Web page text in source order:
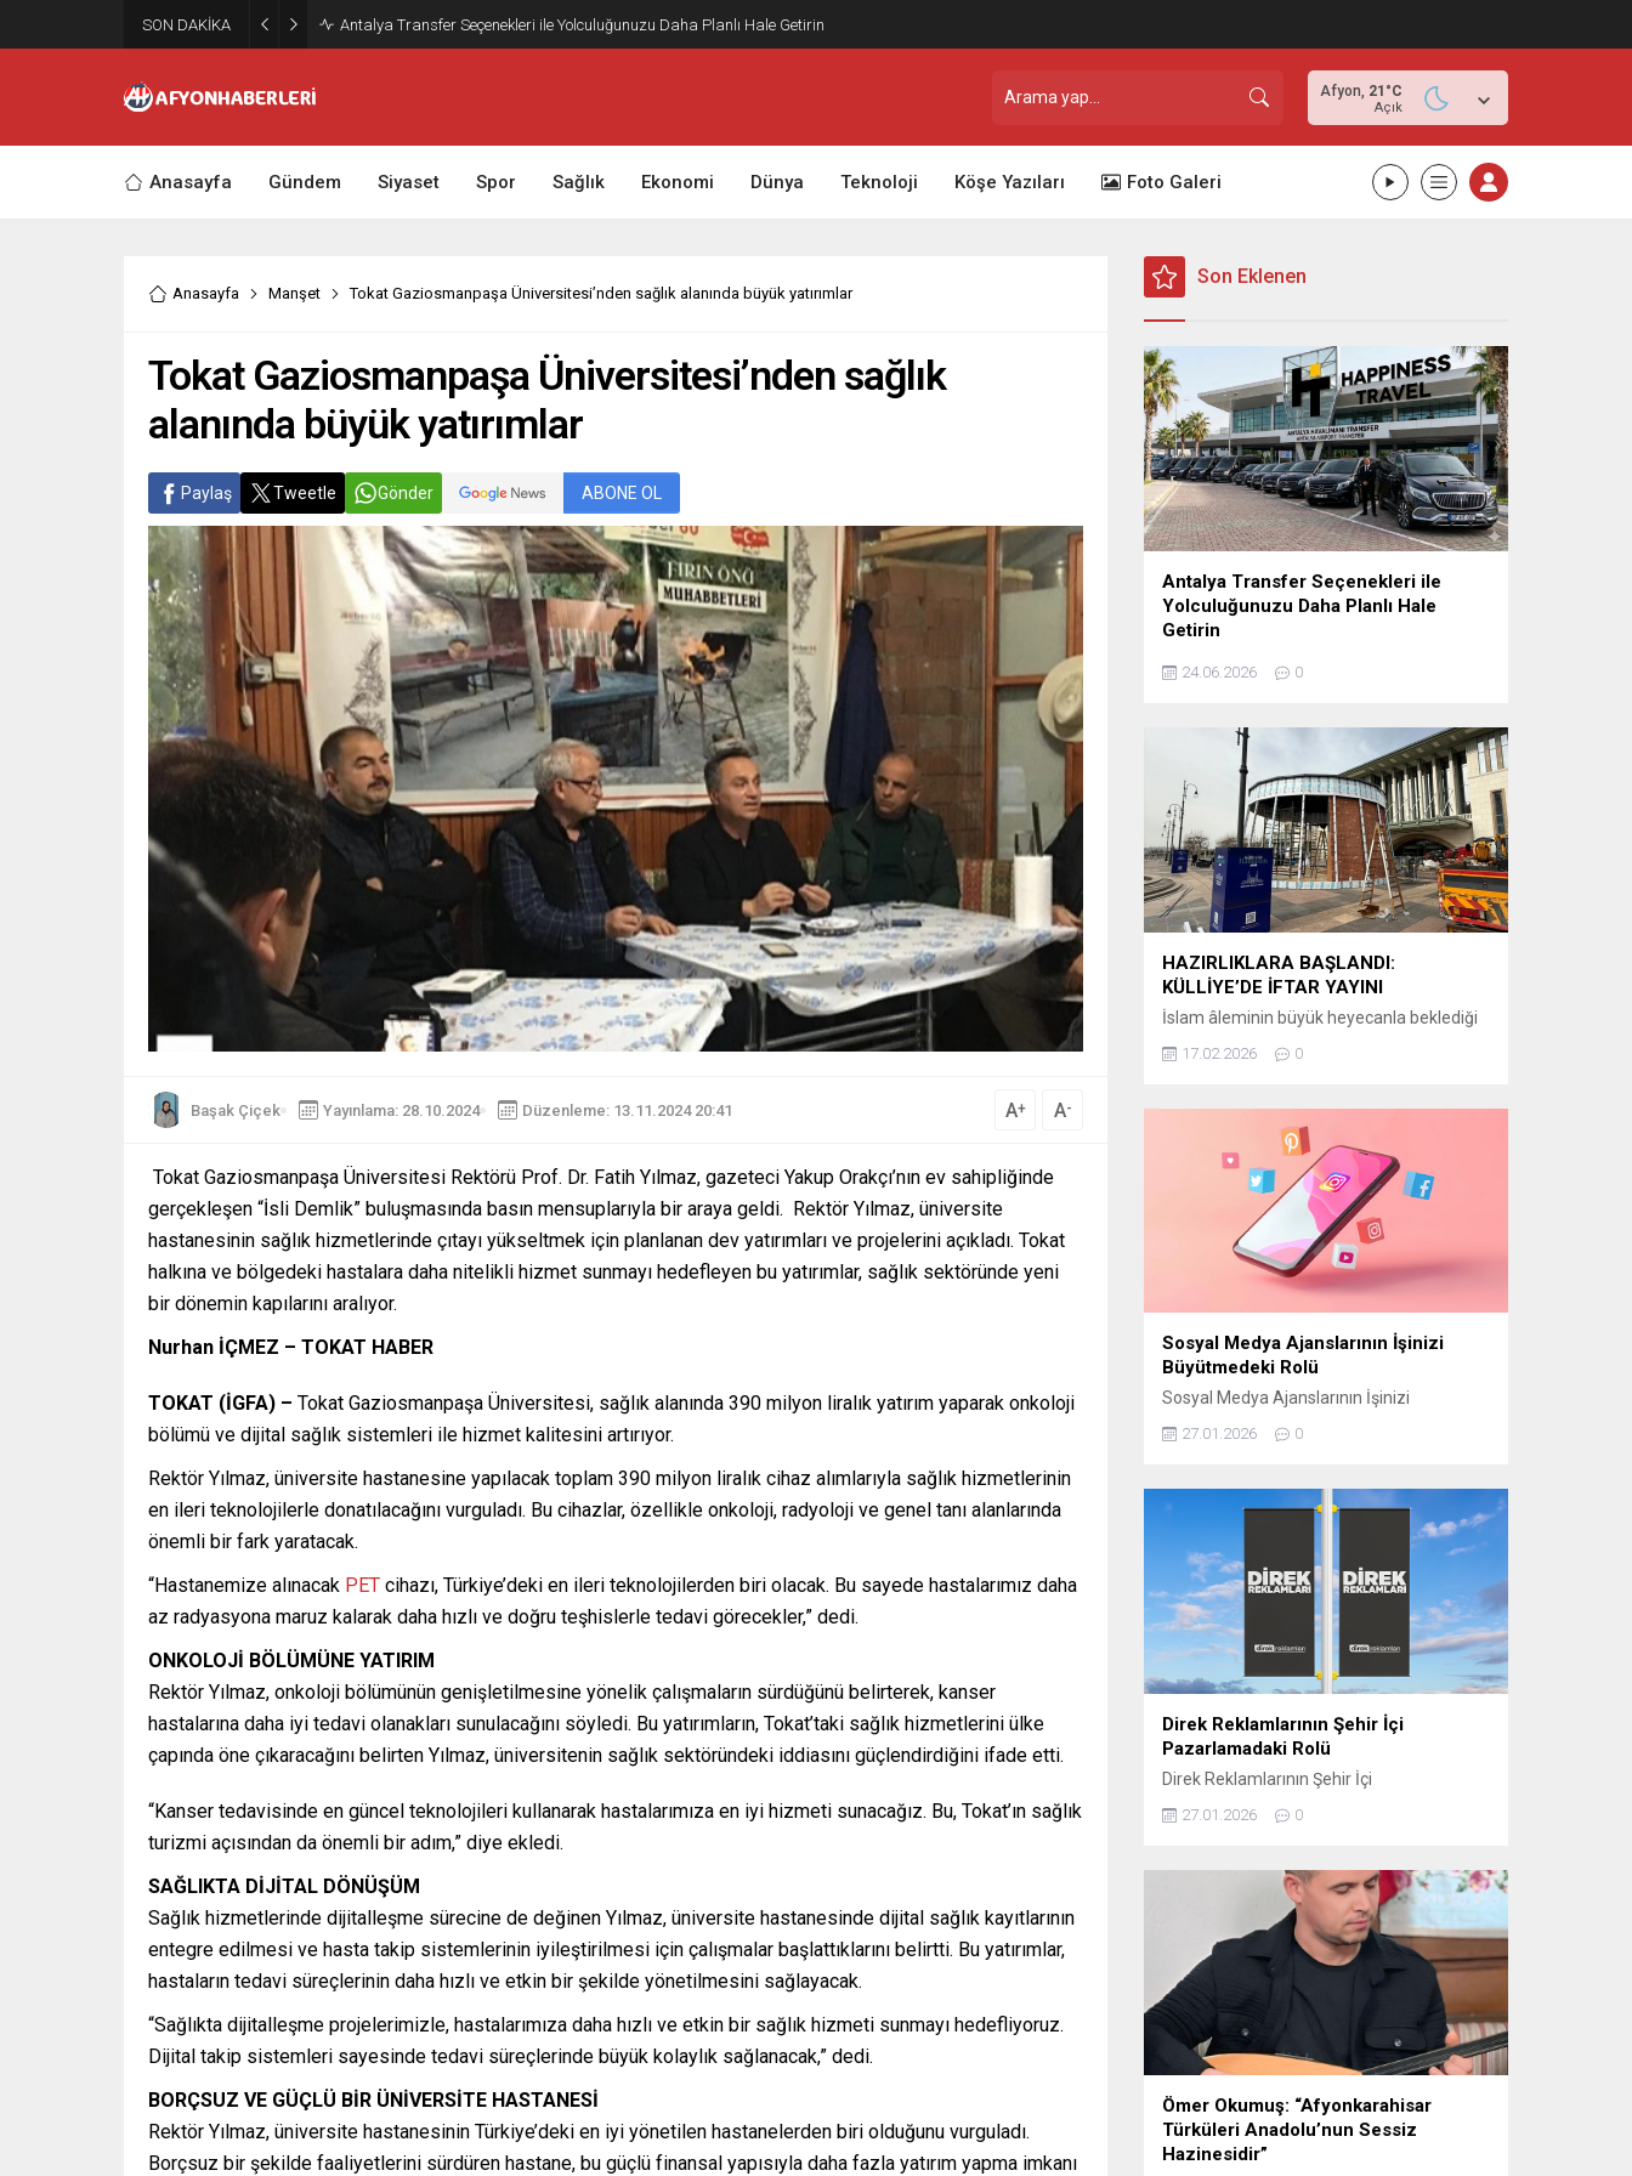
SON DAKİKA Antalya Transfer Seçenekleri ile Yolculuğunuzu Daha Planlı Hale Getirin
Afyon, 21 °C
Açık
Anasayfa Gündem Siyaset Spor Sağlık Ekonomi Dünya Teknoloji Köşe Yazıları Foto Galeri
Anasayfa Manşet Tokat Gaziosmanpaşa Üniversitesi’nden sağlık alanında büyük yatırımlar
Tokat Gaziosmanpaşa Üniversitesi’nden sağlık
alanında büyük yatırımlar
Paylaş Tweetle Gönder ABONE OL
Başak Çiçek Yayınlama: 28.10.2024 Düzenleme: 13.11.2024 20:41 A+ A-
Tokat Gaziosmanpaşa Üniversitesi Rektörü Prof. Dr. Fatih Yılmaz, gazeteci Yakup Orakçı’nın ev sahipliğinde
gerçekleşen “İsli Demlik” buluşmasında basın mensuplarıyla bir araya geldi. Rektör Yılmaz, üniversite
hastanesinin sağlık hizmetlerinde çıtayı yükseltmek için planlanan dev yatırımları ve projelerini açıkladı. Tokat
halkına ve bölgedeki hastalara daha nitelikli hizmet sunmayı hedefleyen bu yatırımlar, sağlık sektöründe yeni
bir dönemin kapılarını aralıyor.
Nurhan İÇMEZ – TOKAT HABER
TOKAT (İGFA) – Tokat Gaziosmanpaşa Üniversitesi, sağlık alanında 390 milyon liralık yatırım yaparak onkoloji
bölümü ve dijital sağlık sistemleri ile hizmet kalitesini artırıyor.
Rektör Yılmaz, üniversite hastanesine yapılacak toplam 390 milyon liralık cihaz alımlarıyla sağlık hizmetlerinin
en ileri teknolojilerle donatılacağını vurguladı. Bu cihazlar, özellikle onkoloji, radyoloji ve genel tanı alanlarında
önemli bir fark yaratacak.
“Hastanemize alınacak PET cihazı, Türkiye’deki en ileri teknolojilerden biri olacak. Bu sayede hastalarımız daha
az radyasyona maruz kalarak daha hızlı ve doğru teşhislerle tedavi görecekler,” dedi.
ONKOLOJİ BÖLÜMÜNE YATIRIM
Rektör Yılmaz, onkoloji bölümünün genişletilmesine yönelik çalışmaların sürdüğünü belirterek, kanser
hastalarına daha iyi tedavi olanakları sunulacağını söyledi. Bu yatırımların, Tokat’taki sağlık hizmetlerini ülke
çapında öne çıkaracağını belirten Yılmaz, üniversitenin sağlık sektöründeki iddiasını güçlendirdiğini ifade etti.
“Kanser tedavisinde en güncel teknolojileri kullanarak hastalarımıza en iyi hizmeti sunacağız. Bu, Tokat’ın sağlık
turizmi açısından da önemli bir adım,” diye ekledi.
SAĞLIKTA DİJİTAL DÖNÜŞÜM
Sağlık hizmetlerinde dijitalleşme sürecine de değinen Yılmaz, üniversite hastanesinde dijital sağlık kayıtlarının
entegre edilmesi ve hasta takip sistemlerinin iyileştirilmesi için çalışmalar başlattıklarını belirtti. Bu yatırımlar,
hastaların tedavi süreçlerinin daha hızlı ve etkin bir şekilde yönetilmesini sağlayacak.
“Sağlıkta dijitalleşme projelerimizle, hastalarımıza daha hızlı ve etkin bir sağlık hizmeti sunmayı hedefliyoruz.
Dijital takip sistemleri sayesinde tedavi süreçlerinde büyük kolaylık sağlanacak,” dedi.
BORÇSUZ VE GÜÇLÜ BİR ÜNİVERSİTE HASTANESİ
Rektör Yılmaz, üniversite hastanesinin Türkiye’deki en iyi yönetilen hastanelerden biri olduğunu vurguladı.
Borçsuz bir şekilde faaliyetlerini sürdüren hastane, bu güçlü finansal yapısıyla daha fazla yatırım yapma imkanı
Son Eklenen
Antalya Transfer Seçenekleri ile
Yolculuğunuzu Daha Planlı Hale
Getirin
önemli detaylardan biri, varış noktasında
Antalya gibi uluslararası yoğunluğu yüksek
bir destinasyonda, havalimanından otellere
veya şehir içi noktalara ulaşımın önceden
planlanması büyük kolaylık sağlar.
Günümüzde birçok ziyaretçi, klasik ulaşım
yöntemleri yerine önceden organize edilen
sistemleri tercih etmektedir. Bu
kapsamda Antalya airport transfer hizmetleri,...
24.06.2026 0
HAZIRLIKLARA BAŞLANDI:
KÜLLİYE’DE İFTAR YAYINI
İslam âleminin büyük heyecanla beklediği
ekranlara taşınıyor. Kanal D, iftar saatlerinin
programıyla izleyiciyle buluşturmaya
hazırlanıyor. CAM STÜDYO KURULUYOR
“Bir Ramazan Akşamı” için
Cumhurbaşkanlığı Külliyesi yerleşkesinde
bulunan Beştepe Millet Camii avlusuna
özel bir cam stüdyo kuruluyor. Ramazana
özel tasarlanan...
17.02.2026 0
Sosyal Medya Ajanslarının İşinizi
Büyütmedeki Rolü
Sosyal Medya Ajanslarının İşinizi
Büyütmedeki Rolü Günümüzde sosyal
medya, işletmelerin hedef kitlelerine
geldi. Ancak bu başarıyı elde edebilmek için
doğru stratejilerin belirlenmesi gerekir.
Sosyal medya ajansları, işletmelerin dijital
dünyada daha görünür olmasını sağlamak
ve markalarını doğru şekilde
konumlandırmak için kritik bir rol
oynamaktadır. Sosyal...
27.01.2026 0
Direk Reklamlarının Şehir İçi
Pazarlamadaki Rolü
Direk Reklamlarının Şehir İçi
pazarlama stratejilerinin etkili araçlarından
genellikle dikkat çekici ve etkili bir şekilde
konumlandırıldığı için yerel işletmelerden
büyük markalara kadar birçok farklı
sektörde tercih edilmektedir. Elektrik direği
reklamları, şehirlerin kalabalık ve yoğun
bölgelerinde, hareket halindeki kitlelere...
27.01.2026 0
Ömer Okumuş: “Afyonkarahisar
Türküleri Anadolu’nun Sessiz
Hazinesidir”